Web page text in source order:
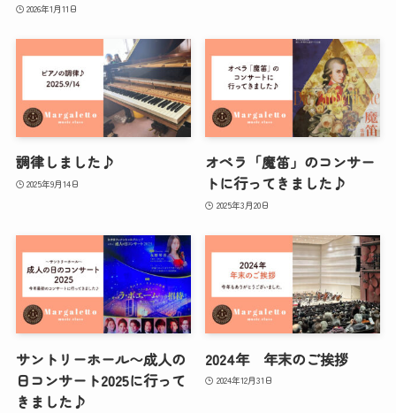
2026年1月11日
調律しました♪
2025年9月14日
オペラ「魔笛」のコンサー
トに行ってきました♪
2025年3月20日
サントリーホール〜成人の
日コンサート2025に行って
きました♪
2024年 年末のご挨拶
2024年12月31日